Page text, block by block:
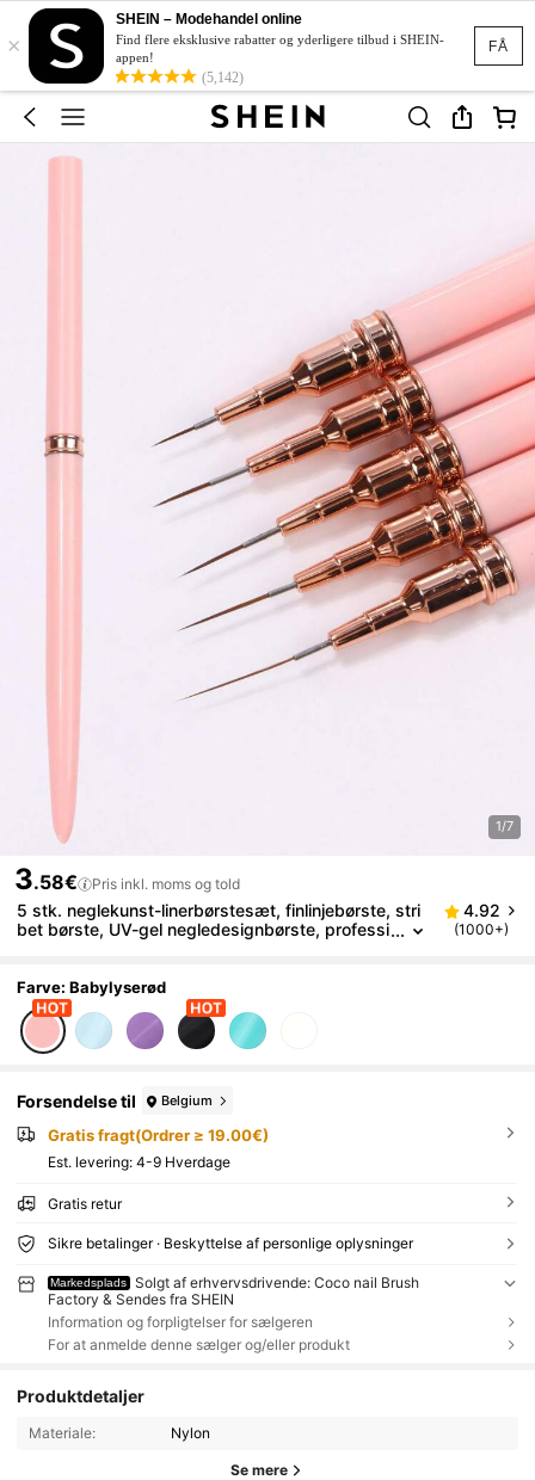
FÅ
×
SHEIN – Modehandel online
Find flere eksklusive rabatter og yderligere tilbud i SHEIN-
appen!
(5,142)
1/7
3.58€ Pris inkl. moms og told
5 stk. neglekunst-linerbørstesæt, finlinjebørste, stri
bet børste, UV-gel negledesignbørste, professi
piger og kvinder
4.92
(1000+)
Farve: Babylyserød
Forsendelse til Belgium
Gratis fragt(Ordrer ≥ 19.00€)
Est. levering: 4-9 Hverdage
Gratis retur
Sikre betalinger · Beskyttelse af personlige oplysninger
Markedsplads
Solgt af erhvervsdrivende: Coco nail Brush
Factory & Sendes fra SHEIN
Information og forpligtelser for sælgeren
For at anmelde denne sælger og/eller produkt
Produktdetaljer
Materiale: Nylon
Se mere